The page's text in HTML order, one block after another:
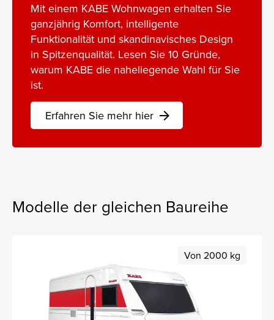
Mit einem KABE Wohnwagen erhalten Sie
ganzjährig Komfort, intelligente
Funktionalität und skandinavisches Design
in Spitzenqualität. Lesen Sie 10 Gründe,
warum KABE die naheliegende Wahl für Sie
ist.
Erfahren Sie mehr hier arrow_forward
Modelle der gleichen Baureihe
Von 2000 kg